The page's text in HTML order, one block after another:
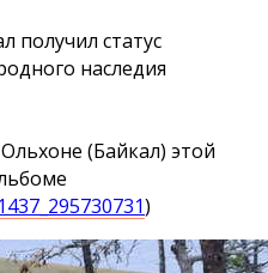
получил статус
наследия
(Байкал) этой
)